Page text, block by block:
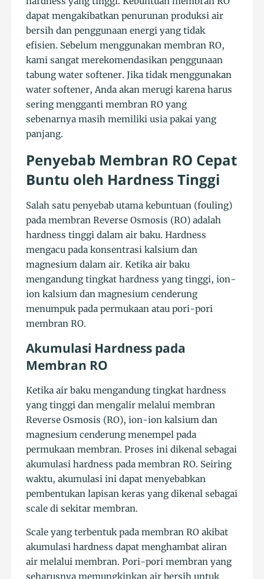
dapat mengakibatkan penurunan produksi air
bersih dan penggunaan energi yang tidak
efisien. Sebelum menggunakan membran RO,
kami sangat merekomendasikan penggunaan
tabung water softener. Jika tidak menggunakan
water softener, Anda akan merugi karena harus
sering mengganti membran RO yang
sebenarnya masih memiliki usia pakai yang
panjang.
Penyebab Membran RO Cepat
Buntu oleh Hardness Tinggi
Salah satu penyebab utama kebuntuan (fouling)
pada membran Reverse Osmosis (RO) adalah
hardness tinggi dalam air baku. Hardness
mengacu pada konsentrasi kalsium dan
magnesium dalam air. Ketika air baku
mengandung tingkat hardness yang tinggi, ion-
ion kalsium dan magnesium cenderung
menumpuk pada permukaan atau pori-pori
membran RO.
Akumulasi Hardness pada
Membran RO
Ketika air baku mengandung tingkat hardness
yang tinggi dan mengalir melalui membran
Reverse Osmosis (RO), ion-ion kalsium dan
magnesium cenderung menempel pada
permukaan membran. Proses ini dikenal sebagai
akumulasi hardness pada membran RO. Seiring
waktu, akumulasi ini dapat menyebabkan
pembentukan lapisan keras yang dikenal sebagai
scale di sekitar membran.
Scale yang terbentuk pada membran RO akibat
akumulasi hardness dapat menghambat aliran
air melalui membran. Pori-pori membran yang
seharusnya memungkinkan air bersih untuk